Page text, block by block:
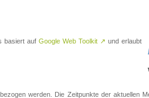
basiert auf Google Web Toolkit ↗ und erlaubt
werden. Die Zeitpunkte der aktuellen